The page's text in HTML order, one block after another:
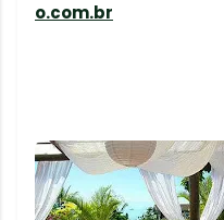
o.com.br